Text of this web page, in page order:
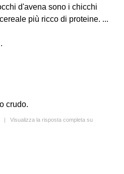
d'avena sono i chicchi
più ricco di proteine. ...
crudo.
| Visualizza la risposta completa su